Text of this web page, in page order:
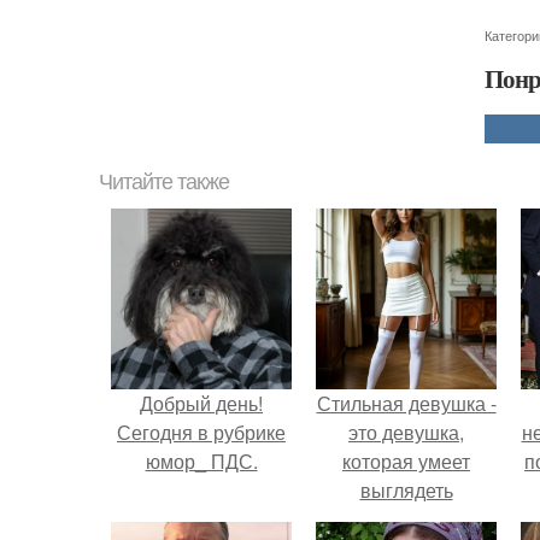
Читайте также
Добрый день!
Сегодня в рубрике
юмор_ ПДС.
Стильная девушка -
это девушка,
которая умеет
выглядеть
привлекательно и